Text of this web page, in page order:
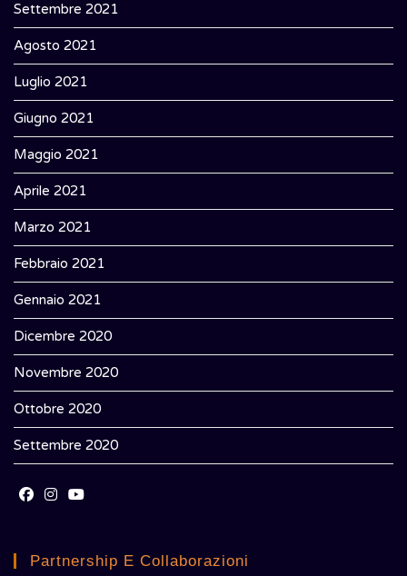
Settembre 2021
Agosto 2021
Luglio 2021
Giugno 2021
Maggio 2021
Aprile 2021
Marzo 2021
Febbraio 2021
Gennaio 2021
Dicembre 2020
Novembre 2020
Ottobre 2020
Settembre 2020
a
a
Partnership E Collaborazioni